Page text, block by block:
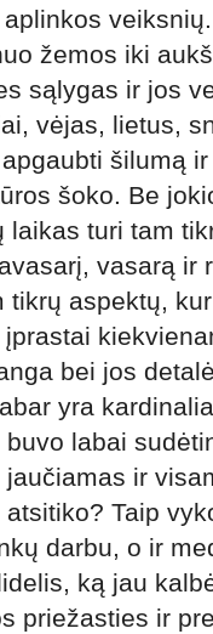
žemos iki
sąlygas ir jos
vėjas, lietus,
šilumą
šoko. Be
turi tam
vasarą ir
tikrų aspektų,
bei jos
yra
labai
ir
Taip
darbu, o ir
ką jau
priežasties ir